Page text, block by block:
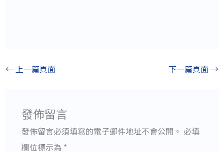
←上一篇頁面 下一篇頁面→
發佈留言
發佈留言必須填寫的電子郵件地址不會公開。 必填
欄位標示為 *